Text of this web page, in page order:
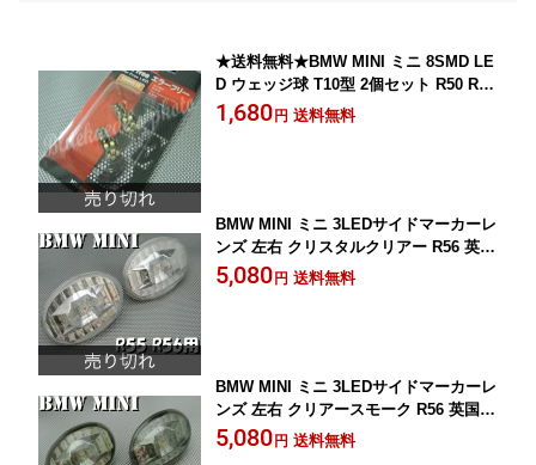
★送料無料★BMW MINI ミニ 8SMD LE
D ウェッジ球 T10型 2個セット R50 R55
R56 R60 ミニクーパー ヘッドライト等
に ポジション球 10P05Nov16 【RCP】
1,680 円 送料無料
BMW MINI ミニ 3LEDサイドマーカーレ
ンズ 左右 クリスタルクリアー R56 英国
国旗 ミニクーパー サイドウィンカー サ
イドランプ 10P05Nov16 【RCP】
5,080 円 送料無料
BMW MINI ミニ 3LEDサイドマーカーレ
ンズ 左右 クリアースモーク R56 英国国
旗 ミニクーパー サイドウィンカー サイ
ドランプ 10P05Nov16 【RCP】
5,080 円 送料無料